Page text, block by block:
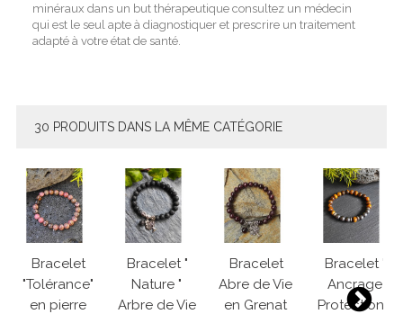
minéraux dans un but thérapeutique consultez un médecin
qui est le seul apte à diagnostiquer et prescrire un traitement
adapté à votre état de santé.
30 PRODUITS DANS LA MÊME CATÉGORIE
Bracelet
"Tolérance"
en pierre
Bracelet "
Nature "
Arbre de Vie
Bracelet
Abre de Vie
en Grenat
Bracelet "
Ancrage
Protection "